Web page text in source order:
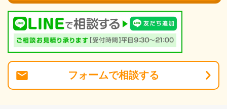
フォームで相談する